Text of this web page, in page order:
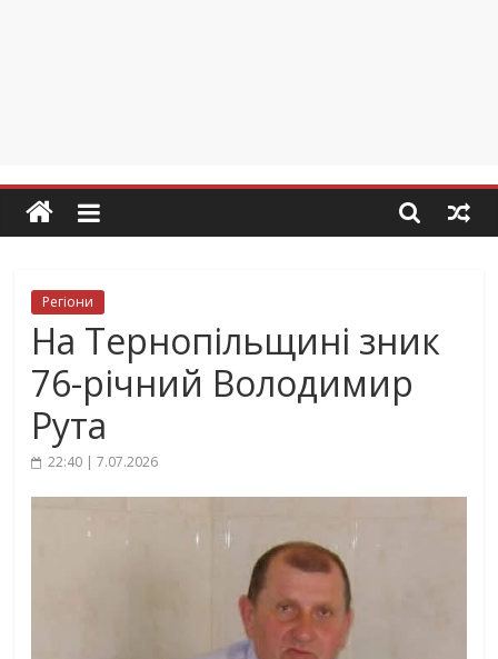
Регіони
На Тернопільщині зник
76-річний Володимир
Рута
22:40 | 7.07.2026